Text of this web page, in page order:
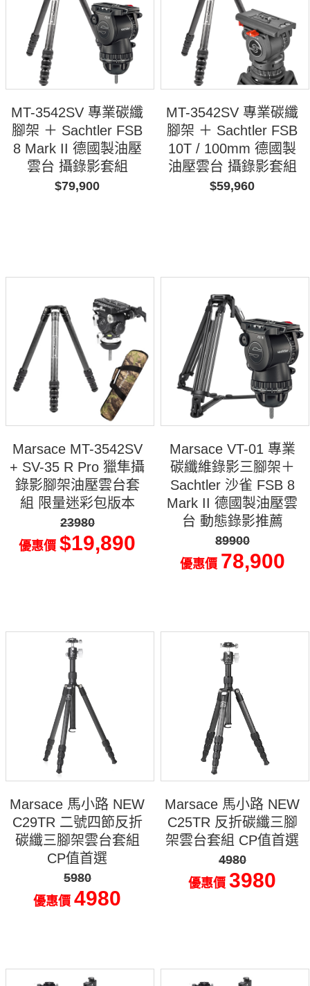
MT-3542SV 專業碳纖
腳架 ＋ Sachtler FSB
8 Mark II 德國製油壓
雲台 攝錄影套組
$79,900
MT-3542SV 專業碳纖
腳架 ＋ Sachtler FSB
10T / 100mm 德國製
油壓雲台 攝錄影套組
$59,960
Marsace MT-3542SV
+ SV-35 R Pro 獵隼攝
錄影腳架油壓雲台套
組 限量迷彩包版本
23980
優惠價$19,890
Marsace VT-01 專業
碳纖維錄影三腳架＋
Sachtler 沙雀 FSB 8
Mark II 德國製油壓雲
台 動態錄影推薦
89900
優惠價 78,900
Marsace 馬小路 NEW
C29TR 二號四節反折
碳纖三腳架雲台套組
CP值首選
5980
優惠價4980
Marsace 馬小路 NEW
C25TR 反折碳纖三腳
架雲台套組 CP值首選
4980
優惠價3980